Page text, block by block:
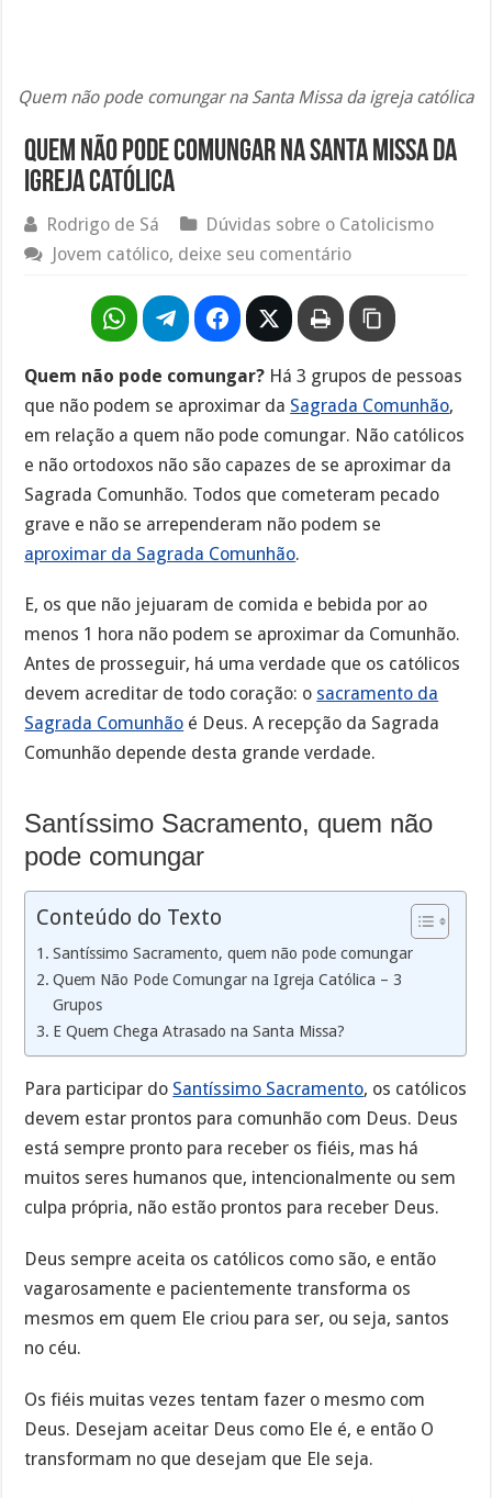
Quem não pode comungar na Santa Missa da igreja católica
Quem não pode comungar na Santa Missa da
igreja católica
Rodrigo de Sá
Dúvidas sobre o Catolicismo
Jovem católico, deixe seu comentário
Quem não pode comungar? Há 3 grupos de pessoas
que não podem se aproximar da Sagrada Comunhão,
em relação a quem não pode comungar. Não católicos
e não ortodoxos não são capazes de se aproximar da
Sagrada Comunhão. Todos que cometeram pecado
grave e não se arrependeram não podem se
aproximar da Sagrada Comunhão.
E, os que não jejuaram de comida e bebida por ao
menos 1 hora não podem se aproximar da Comunhão.
Antes de prosseguir, há uma verdade que os católicos
devem acreditar de todo coração: o sacramento da
Sagrada Comunhão é Deus. A recepção da Sagrada
Comunhão depende desta grande verdade.
Santíssimo Sacramento, quem não
pode comungar
Conteúdo do Texto
Santíssimo Sacramento, quem não pode comungar
Quem Não Pode Comungar na Igreja Católica – 3
Grupos
E Quem Chega Atrasado na Santa Missa?
Para participar do Santíssimo Sacramento, os católicos
devem estar prontos para comunhão com Deus. Deus
está sempre pronto para receber os fiéis, mas há
muitos seres humanos que, intencionalmente ou sem
culpa própria, não estão prontos para receber Deus.
Deus sempre aceita os católicos como são, e então
vagarosamente e pacientemente transforma os
mesmos em quem Ele criou para ser, ou seja, santos
no céu.
Os fiéis muitas vezes tentam fazer o mesmo com
Deus. Desejam aceitar Deus como Ele é, e então O
transformam no que desejam que Ele seja.